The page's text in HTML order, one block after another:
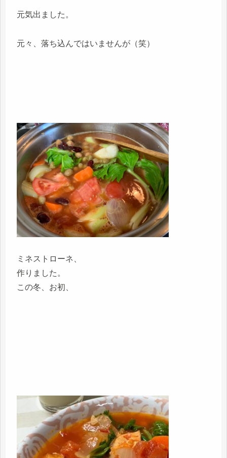
元気出ました。
元々、落ち込んではいませんが（笑）
ミネストローネ、
作りました。
この冬、お初、